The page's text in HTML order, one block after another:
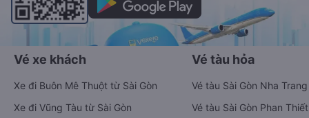
Vé xe khách
Xe đi Buôn Mê Thuột từ Sài Gòn
Xe đi Vũng Tàu từ Sài Gòn
Vé tàu hỏa
Vé tàu Sài Gòn Nha Trang
Vé tàu Sài Gòn Phan Thiết